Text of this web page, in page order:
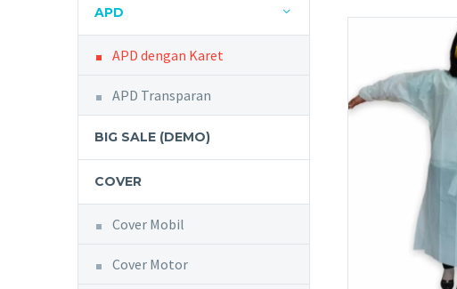
APD
APD dengan Karet
APD Transparan
BIG SALE (DEMO)
COVER
Cover Mobil
Cover Motor